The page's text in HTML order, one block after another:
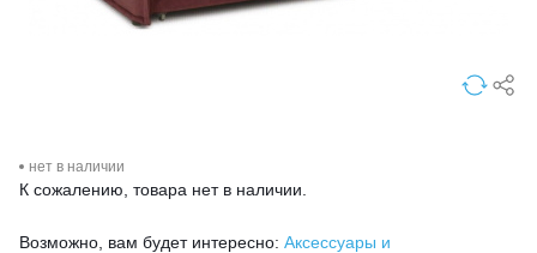
нет в наличии
К сожалению, товара нет в наличии.
Возможно, вам будет интересно: Аксессуары и